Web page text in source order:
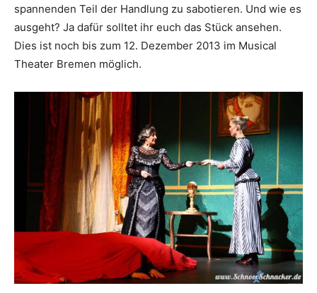
spannenden Teil der Handlung zu sabotieren. Und wie es
ausgeht? Ja dafür solltet ihr euch das Stück ansehen.
Dies ist noch bis zum 12. Dezember 2013 im Musical
Theater Bremen möglich.